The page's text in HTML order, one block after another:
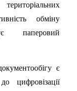
обміну
паперовий
є
цифровізації